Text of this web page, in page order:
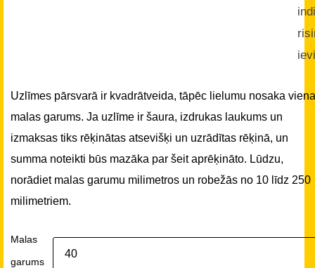
Uzlīmes pārsvarā ir kvadrātveida, tāpēc lielumu nosaka
malas garums. Ja uzlīme ir šaura, izdrukas laukums un
izmaksas tiks rēķinātas atsevišķi un uzrādītas rēķinā, un
summa noteikti būs mazāka par šeit aprēķināto. Lūdzu,
norādiet malas garumu milimetros un robežās no 10 līdz 250
milimetriem.
Malas
garums